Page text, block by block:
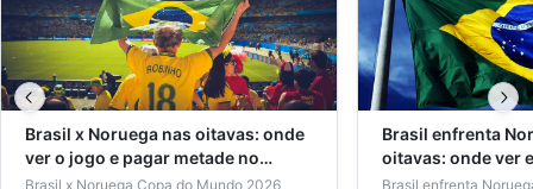
Brasil x Noruega nas oitavas: onde
ver o jogo e pagar metade no
ingresso
Brasil x Noruega Copa do Mundo 2026
Brasil enfrenta
oitavas: onde ver
no ingresso
Brasil enfrenta